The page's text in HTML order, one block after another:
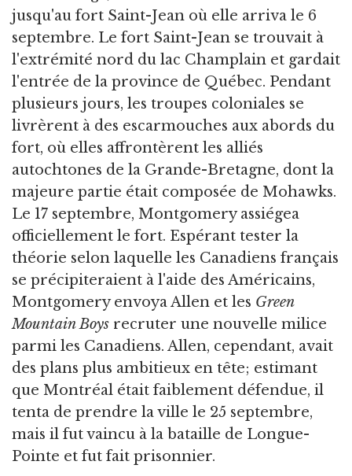
jusqu'au fort Saint-Jean où elle arriva le 6
septembre. Le fort Saint-Jean se trouvait à
l'extrémité nord du lac Champlain et gardait
l'entrée de la province de Québec. Pendant
plusieurs jours, les troupes coloniales se
livrèrent à des escarmouches aux abords du
fort, où elles affrontèrent les alliés
autochtones de la Grande-Bretagne, dont la
majeure partie était composée de Mohawks.
Le 17 septembre, Montgomery assiégea
officiellement le fort. Espérant tester la
théorie selon laquelle les Canadiens français
se précipiteraient à l'aide des Américains,
Montgomery envoya Allen et les Green
Mountain Boys recruter une nouvelle milice
parmi les Canadiens. Allen, cependant, avait
des plans plus ambitieux en tête; estimant
que Montréal était faiblement défendue, il
tenta de prendre la ville le 25 septembre,
mais il fut vaincu à la bataille de Longue-
Pointe et fut fait prisonnier.